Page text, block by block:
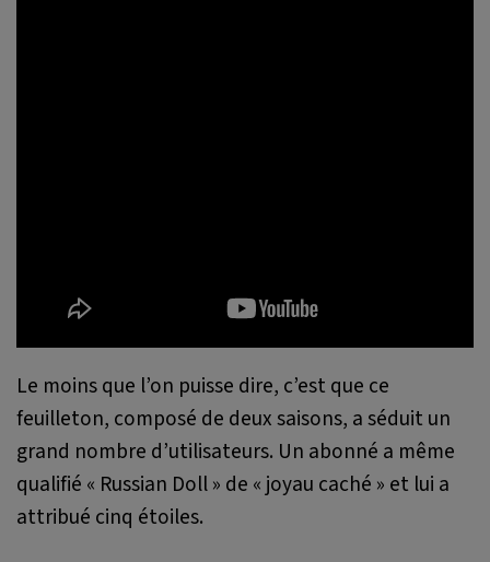
Le moins que l’on puisse dire, c’est que ce
feuilleton, composé de deux saisons, a séduit un
grand nombre d’utilisateurs. Un abonné a même
qualifié « Russian Doll » de « joyau caché » et lui a
attribué cinq étoiles.